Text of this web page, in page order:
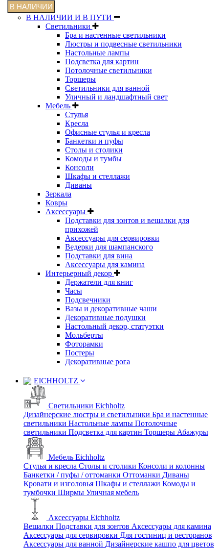
В НАЛИЧИИ
В НАЛИЧИИ И В ПУТИ
Светильники
Бра и настенные светильники
Люстры и подвесные светильники
Настольные лампы
Подсветка для картин
Потолочные светильники
Торшеры
Светильники для ванной
Уличный и ландшафтный свет
Мебель
Стулья
Кресла
Офисные стулья и кресла
Банкетки и пуфы
Столы и столики
Комоды и тумбы
Консоли
Шкафы и стеллажи
Диваны
Зеркала
Ковры
Аксессуары
Подставки для зонтов и вешалки для
прихожей
Аксессуары для сервировки
Ведерки для шампанского
Подставки для вина
Аксессуары для камина
Интерьерный декор
Держатели для книг
Часы
Подсвечники
Вазы и декоративные чаши
Декоративные подушки
Настольный декор, статуэтки
Мольберты
Фоторамки
Постеры
Декоративные рога
EICHHOLTZ
Светильники Eichholtz
Дизайнерские люстры и светильники Бра и настенные
светильники Настольные лампы Потолочные
светильники Подсветка для картин Торшеры Абажуры
Мебель Eichholtz
Стулья и кресла Столы и столики Консоли и колонны
Банкетки / пуфы / оттоманки Оттоманки Диваны
Кровати и изголовья Шкафы и стеллажи Комоды и
тумбочки Ширмы Уличная мебель
Аксессуары Eichholtz
Вешалки Подставки для зонтов Аксессуары для камина
Аксессуары для сервировки Для гостиниц и ресторанов
Аксессуары для ванной Дизайнерские кашпо для цветов